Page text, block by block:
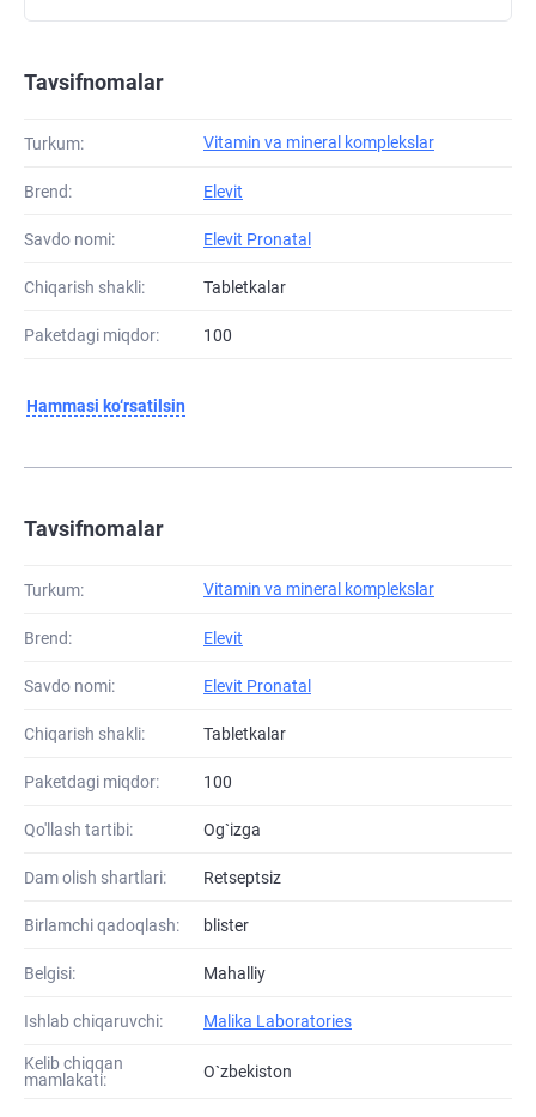
Tavsifnomalar
Turkum: Vitamin va mineral komplekslar
Brend: Elevit
Savdo nomi: Elevit Pronatal
Chiqarish shakli: Tabletkalar
Paketdagi miqdor: 100
Hammasi ko‘rsatilsin
Tavsifnomalar
Turkum: Vitamin va mineral komplekslar
Brend: Elevit
Savdo nomi: Elevit Pronatal
Chiqarish shakli: Tabletkalar
Paketdagi miqdor: 100
Qo'llash tartibi: Og`izga
Dam olish shartlari: Retseptsiz
Birlamchi qadoqlash: blister
Belgisi: Mahalliy
Ishlab chiqaruvchi: Malika Laboratories
Kelib chiqqan
mamlakati:
O`zbekiston